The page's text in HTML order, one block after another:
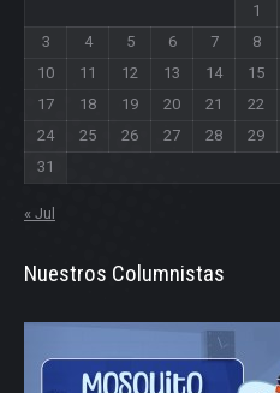
1
3
4 5 6 7 8
10
11 12 13 14 15
17
18 19 20 21 22
24
25 26 27 28 29
31
« Jul
Nuestros Columnistas